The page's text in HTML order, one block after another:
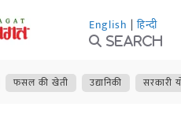
English | हिन्दी
Search
फसल की खेती उद्यानिकी सरकारी